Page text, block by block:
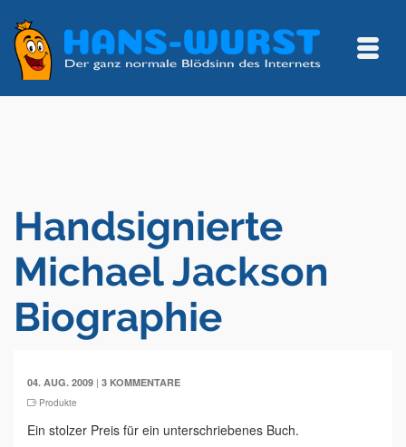
Handsignierte
Michael Jackson
Biographie
04. AUG. 2009 | 3 KOMMENTARE
Produkte
Ein stolzer Preis für ein unterschriebenes Buch.